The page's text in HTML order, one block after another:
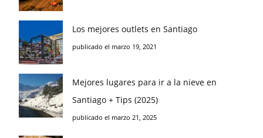
Los mejores outlets en Santiago
publicado el marzo 19, 2021
Mejores lugares para ir a la nieve en
Santiago + Tips (2025)
publicado el marzo 21, 2025